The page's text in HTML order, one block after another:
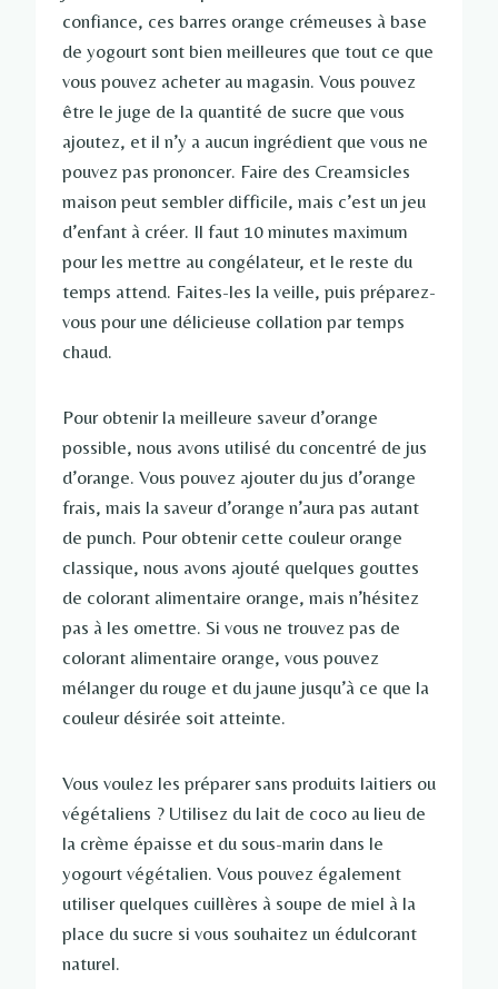
confiance, ces barres orange crémeuses à base
de yogourt sont bien meilleures que tout ce que
vous pouvez acheter au magasin. Vous pouvez
être le juge de la quantité de sucre que vous
ajoutez, et il n’y a aucun ingrédient que vous ne
pouvez pas prononcer. Faire des Creamsicles
maison peut sembler difficile, mais c’est un jeu
d’enfant à créer. Il faut 10 minutes maximum
pour les mettre au congélateur, et le reste du
temps attend. Faites-les la veille, puis préparez-
vous pour une délicieuse collation par temps
chaud.
Pour obtenir la meilleure saveur d’orange
possible, nous avons utilisé du concentré de jus
d’orange. Vous pouvez ajouter du jus d’orange
frais, mais la saveur d’orange n’aura pas autant
de punch. Pour obtenir cette couleur orange
classique, nous avons ajouté quelques gouttes
de colorant alimentaire orange, mais n’hésitez
pas à les omettre. Si vous ne trouvez pas de
colorant alimentaire orange, vous pouvez
mélanger du rouge et du jaune jusqu’à ce que la
couleur désirée soit atteinte.
Vous voulez les préparer sans produits laitiers ou
végétaliens ? Utilisez du lait de coco au lieu de
la crème épaisse et du sous-marin dans le
yogourt végétalien. Vous pouvez également
utiliser quelques cuillères à soupe de miel à la
place du sucre si vous souhaitez un édulcorant
naturel.